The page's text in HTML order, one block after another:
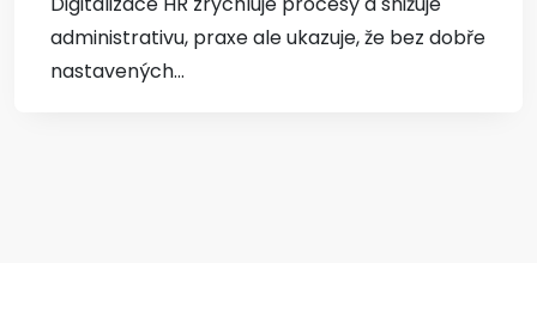
administrativu, praxe ale ukazuje, že bez dobře
nastavených...